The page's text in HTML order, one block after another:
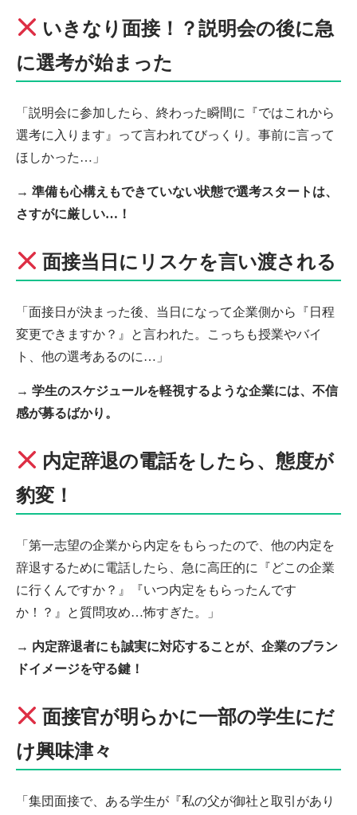
いきなり面接！？説明会の後に急
に選考が始まった
「説明会に参加したら、終わった瞬間に『ではこれから
選考に入ります』って言われてびっくり。事前に言って
ほしかった…」
→ 準備も心構えもできていない状態で選考スタートは、
さすがに厳しい…！
面接当日にリスケを言い渡される
「面接日が決まった後、当日になって企業側から『日程
変更できますか？』と言われた。こっちも授業やバイ
ト、他の選考あるのに…」
→ 学生のスケジュールを軽視するような企業には、不信
感が募るばかり。
内定辞退の電話をしたら、態度が
豹変！
「第一志望の企業から内定をもらったので、他の内定を
辞退するために電話したら、急に高圧的に『どこの企業
に行くんですか？』『いつ内定をもらったんです
か！？』と質問攻め…怖すぎた。」
→ 内定辞退者にも誠実に対応することが、企業のブラン
ドイメージを守る鍵！
面接官が明らかに一部の学生にだ
け興味津々
「集団面接で、ある学生が『私の父が御社と取引があり